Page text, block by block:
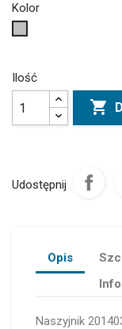
Kolor
Ilość

Udostępnij
Opis
Naszyjnik